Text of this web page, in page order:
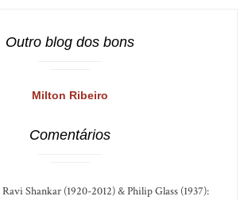
Outro blog dos bons
Milton Ribeiro
Comentários
Ravi Shankar (1920-2012) & Philip Glass (1937):